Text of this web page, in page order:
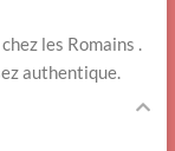
les Romains .
authentique.